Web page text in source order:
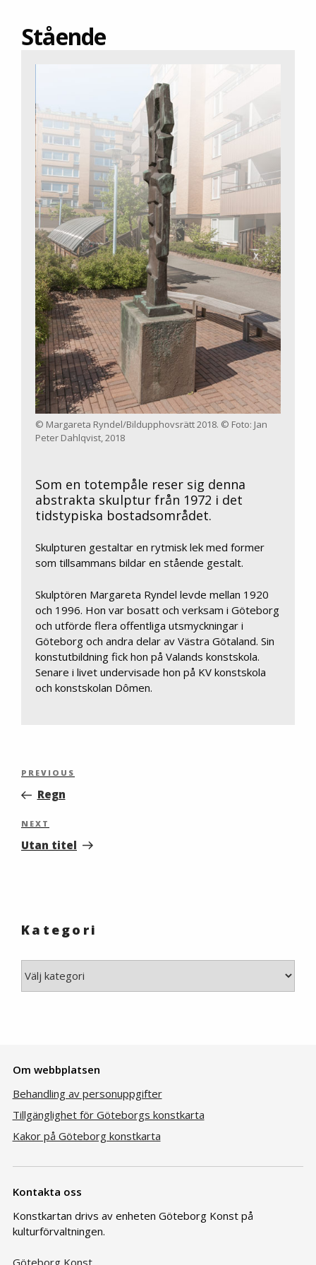
Stående
© Margareta Ryndel/Bildupphovsrätt 2018. © Foto: Jan
Peter Dahlqvist, 2018
Som en totempåle reser sig denna
abstrakta skulptur från 1972 i det
tidstypiska bostadsområdet.
Skulpturen gestaltar en rytmisk lek med former
som tillsammans bildar en stående gestalt.
Skulptören Margareta Ryndel levde mellan 1920
och 1996. Hon var bosatt och verksam i Göteborg
och utförde flera offentliga utsmyckningar i
Göteborg och andra delar av Västra Götaland. Sin
konstutbildning fick hon på Valands konstskola.
Senare i livet undervisade hon på KV konstskola
och konstskolan Dômen.
Inläggsnavigering
Previous
Post
PREVIOUS
Regn
Next
Post
NEXT
Utan titel
Kategori
Om webbplatsen
Behandling av personuppgifter
Tillgänglighet för Göteborgs konstkarta
Kakor på Göteborg konstkarta
Kontakta oss
Konstkartan drivs av enheten Göteborg Konst på
kulturförvaltningen.